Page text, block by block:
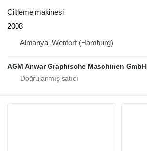
Ciltleme makinesi
2008
Almanya, Wentorf (Hamburg)
AGM Anwar Graphische Maschinen GmbH